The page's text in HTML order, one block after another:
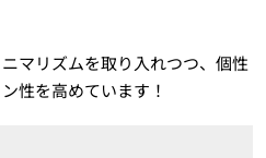
マリズムを取り入れつつ、個性
性を高めています！